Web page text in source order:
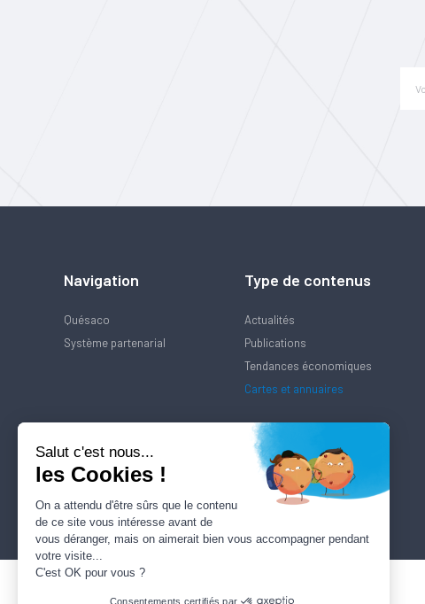
Navigation
Quésaco
Système partenarial
Type de contenus
Actualités
Publications
Tendances économiques
Cartes et annuaires
Salut c'est nous...
les Cookies !
On a attendu d'être sûrs que le contenu
de ce site vous intéresse avant de
vous déranger, mais on aimerait bien vous accompagner pendant
votre visite...
C'est OK pour vous ?
Consentements certifiés par